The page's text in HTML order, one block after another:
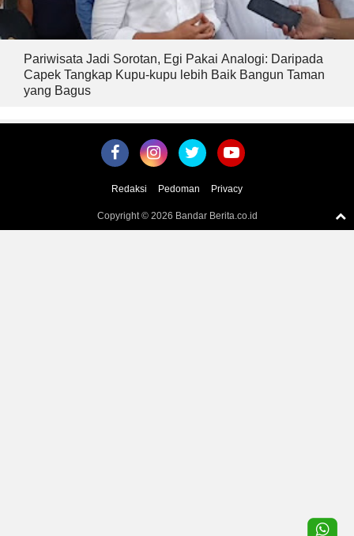
Pariwisata Jadi Sorotan, Egi Pakai Analogi: Daripada
Capek Tangkap Kupu-kupu lebih Baik Bangun Taman
yang Bagus
Redaksi Pedoman Privacy
Copyright © 2026 Bandar Berita.co.id